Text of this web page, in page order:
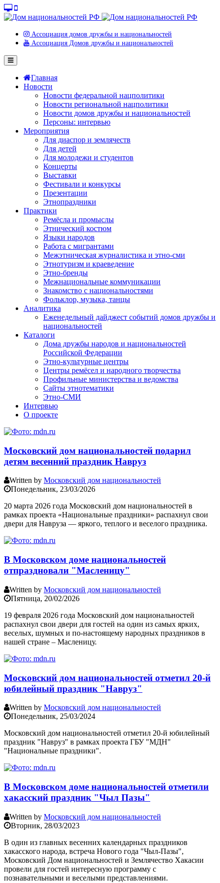
Ассоциация домов дружбы и национальностей
Ассоциация Домов дружбы и национальностей
Главная
Новости
Новости федеральной нацполитики
Новости региональной нацполитики
Новости домов дружбы и национальностей
Персоны: интервью
Мероприятия
Для диаспор и землячеств
Для детей
Для молодежи и студентов
Концерты
Выставки
Фестивали и конкурсы
Презентации
Этнопраздники
Практики
Ремёсла и промыслы
Этнический костюм
Языки народов
Работа с мигрантами
Межэтническая журналистика и этно-сми
Этнотуризм и краеведение
Этно-бренды
Межнациональные коммуникации
Знакомство с национальностями
Фольклор, музыка, танцы
Аналитика
Еженедельный дайджест событий домов дружбы и
национальностей
Каталоги
Дома дружбы народов и национальностей
Российской Федерации
Этно-культурные центры
Центры ремёсел и народного творчества
Профильные министерства и ведомства
Сайты этнотематики
Этно-СМИ
Интервью
О проекте
Московский дом национальностей подарил
детям весенний праздник Навруз
Written by Московский дом национальностей
Понедельник, 23/03/2026
20 марта 2026 года Московский дом национальностей в
рамках проекта «Национальные праздники» распахнул свои
двери для Навруза — яркого, теплого и веселого праздника.
В Московском доме национальностей
отпраздновали "Масленицу"
Written by Московский дом национальностей
Пятница, 20/02/2026
19 февраля 2026 года Московский дом национальностей
распахнул свои двери для гостей на один из самых ярких,
веселых, шумных и по-настоящему народных праздников в
нашей стране – Масленицу.
Московский дом национальностей отметил 20-й
юбилейный праздник "Навруз"
Written by Московский дом национальностей
Понедельник, 25/03/2024
Московский дом национальностей отметил 20-й юбилейный
праздник "Навруз" в рамках проекта ГБУ "МДН"
"Национальные праздники".
В Московском доме национальностей отметили
хакасский праздник "Чыл Пазы"
Written by Московский дом национальностей
Вторник, 28/03/2023
В один из главных весенних календарных праздников
хакасского народа, встреча Нового года "Чыл-Пазы",
Московский Дом национальностей и Землячество Хакасии
провели для гостей интересную программу с
познавательными и веселыми представлениями.